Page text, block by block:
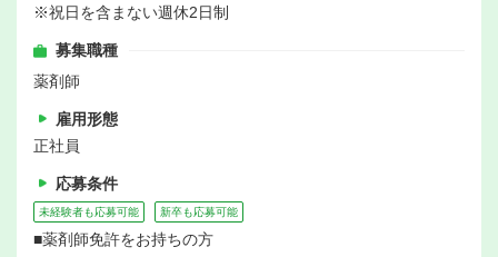
※祝日を含まない週休2日制
募集職種
薬剤師
雇用形態
正社員
応募条件
未経験者も応募可能 新卒も応募可能
■薬剤師免許をお持ちの方